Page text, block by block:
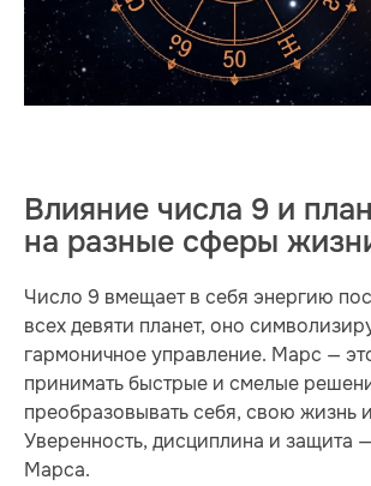
Влияние числа 9 и
на разные сферы
Число 9 вмещает в себя энергию
всех девяти планет, оно
гармоничное управление. Марс —
принимать быстрые и смелые
преобразовывать себя, свою жизнь
Уверенность, дисциплина и защита
Марса.